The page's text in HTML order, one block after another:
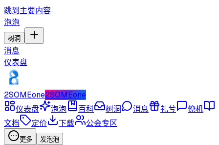
跳到主要内容
泡泡
树洞
消息
仪表盘
2SOMEone2SOMEone
仪表盘
泡泡 百科 树洞 消息 礼兮
僚机
文档
定价 下载 公会专区
更多 发泡泡